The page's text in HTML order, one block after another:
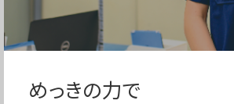
めっきの力で